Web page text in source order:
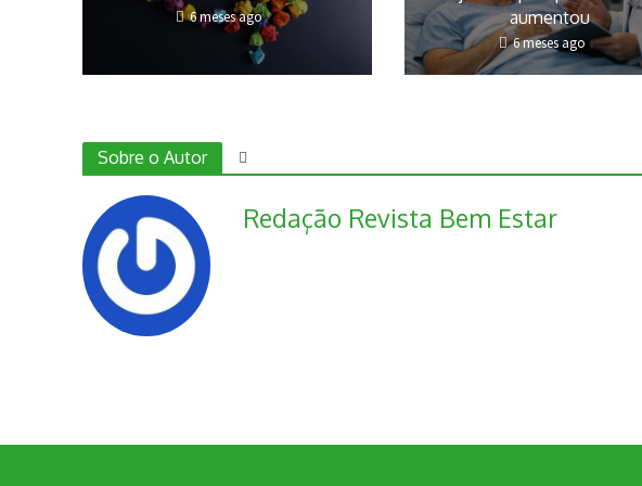
6 meses ago
aumentou
6 meses ago
Sobre o Autor
Redação Revista Bem Estar